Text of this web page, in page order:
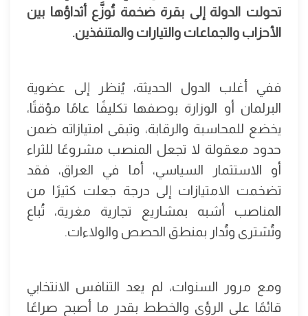
تحولت الدولة إلى بقرة ضخمة تُوزَّع أثداؤها بين
الأحزاب والجماعات والتيارات والمتنفذين.
ففي أغلب الدول الحديثة، يُنظر إلى عضوية
البرلمان أو الوزارة بوصفها تكليفًا عامًا مؤقتًا،
يخضع للمحاسبة والرقابة، وتبقى امتيازاته ضمن
حدود معقولة لا تجعل المنصب مشروعًا للثراء
أو الاستثمار السياسي، أما في العراق، فقد
تضخمت الامتيازات إلى درجة جعلت كثيرًا من
المناصب أشبه بمشاريع تجارية مغرية، تُباع
وتُشترى وتُدار بمنطق الحصص والولاءات.
ومع مرور السنوات، لم يعد التنافس الانتخابي
قائمًا على الرؤى والخطط بقدر ما أصبح صراعًا